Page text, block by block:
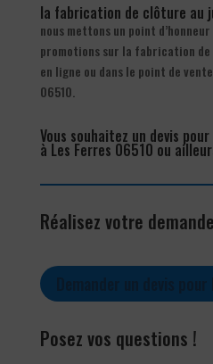
la fabrication de clôture au
nous mettons un point
promotions sur la fabrication
en ligne ou dans le point de
06510.
Vous souhaitez un devis
à Les Ferres 06510 ou
Réalisez votre
Posez vos questions !